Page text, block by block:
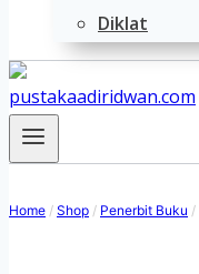
Diklat
Home / Shop / Penerbit Buku /